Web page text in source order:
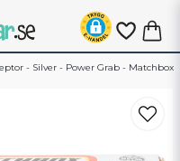
- Silver - Power Grab - Matchbox